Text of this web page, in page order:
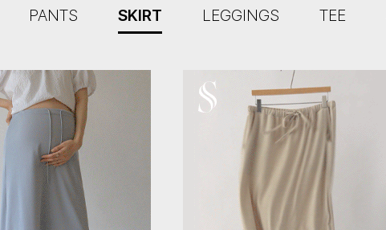
PANTS SKIRT LEGGINGS TEE